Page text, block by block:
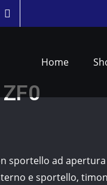
Home
sportello ad
e sportello,